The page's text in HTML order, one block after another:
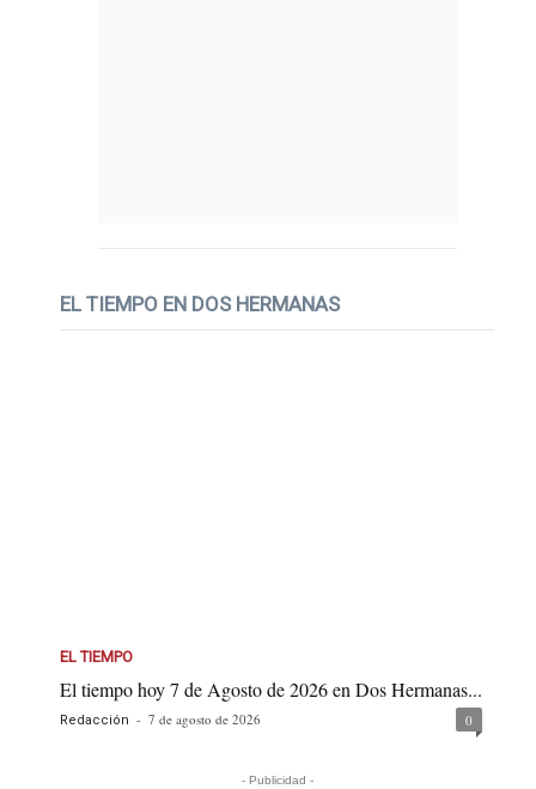
EL TIEMPO EN DOS HERMANAS
EL TIEMPO
El tiempo hoy 7 de Agosto de 2026 en Dos Hermanas...
Redacción - 7 de agosto de 2026 0
- Publicidad -